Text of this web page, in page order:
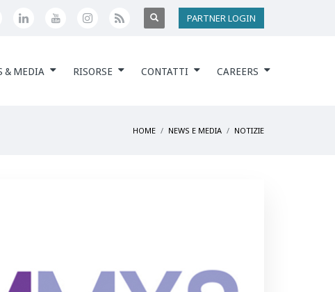
PARTNER LOGIN
& MEDIA RISORSE CONTATTI CAREERS
HOME NEWS E MEDIA NOTIZIE